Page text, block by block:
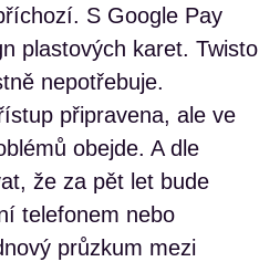
S Google Pay
plastových karet. Twisto
nepotřebuje.
připravena, ale ve
obejde. A dle
že za pět let bude
telefonem nebo
průzkum mezi